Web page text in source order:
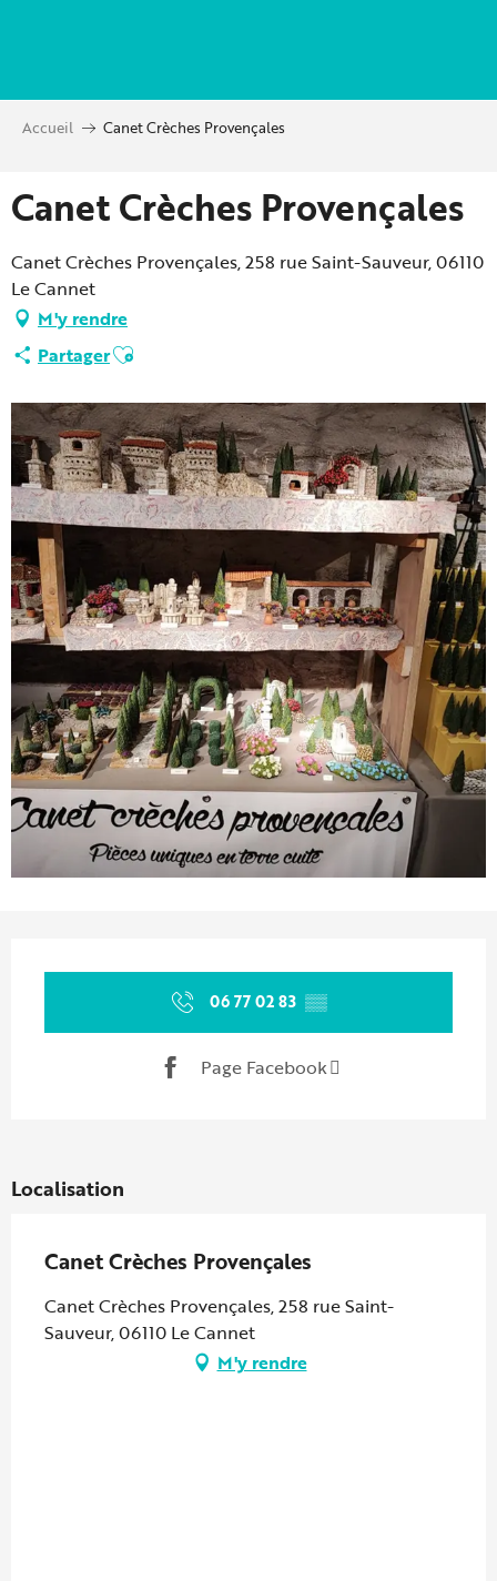
principal
Accueil Canet Crèches Provençales
Canet Crèches Provençales
Canet Crèches Provençales, 258 rue Saint-Sauveur, 06110
Le Cannet
M'y rendre
PartagerAjouter aux favoris
06 77 02 83 ▒▒
Page Facebook
Localisation
Canet Crèches Provençales
Canet Crèches Provençales, 258 rue Saint-
Sauveur, 06110 Le Cannet
M'y rendre